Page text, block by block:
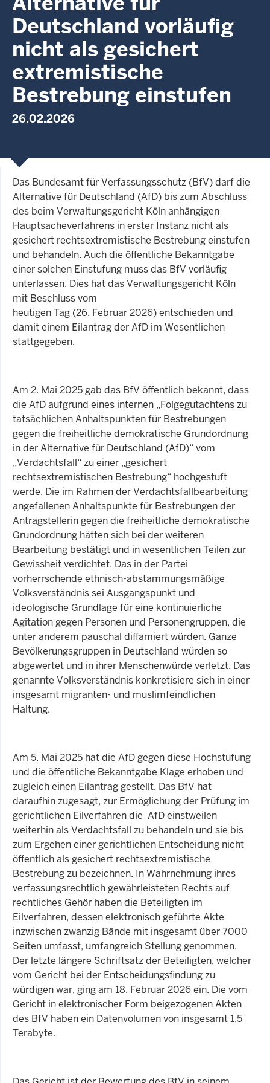
Deutschland vorläufig
nicht als gesichert
extremistische
Bestrebung einstufen
26.02.2026
Das Bundesamt für Verfassungsschutz (BfV) darf die
Alternative für Deutschland (AfD) bis zum Abschluss
des beim Verwaltungsgericht Köln anhängigen
Hauptsacheverfahrens in erster Instanz nicht als
gesichert rechtsextremistische Bestrebung einstufen
und behandeln. Auch die öffentliche Bekanntgabe
einer solchen Einstufung muss das BfV vorläufig
unterlassen. Dies hat das Verwaltungsgericht Köln
mit Beschluss vom
heutigen Tag (26. Februar 2026) entschieden und
damit einem Eilantrag der AfD im Wesentlichen
stattgegeben.
Am 2. Mai 2025 gab das BfV öffentlich bekannt, dass
die AfD aufgrund eines internen „Folgegutachtens zu
tatsächlichen Anhaltspunkten für Bestrebungen
gegen die freiheitliche demokratische Grundordnung
in der Alternative für Deutschland (AfD)“ vom
„Verdachtsfall“ zu einer „gesichert
rechtsextremistischen Bestrebung“ hochgestuft
werde. Die im Rahmen der Verdachtsfallbearbeitung
angefallenen Anhaltspunkte für Bestrebungen der
Antragstellerin gegen die freiheitliche demokratische
Grundordnung hätten sich bei der weiteren
Bearbeitung bestätigt und in wesentlichen Teilen zur
Gewissheit verdichtet. Das in der Partei
vorherrschende ethnisch-abstammungsmäßige
Volksverständnis sei Ausgangspunkt und
ideologische Grundlage für eine kontinuierliche
Agitation gegen Personen und Personengruppen, die
unter anderem pauschal diffamiert würden. Ganze
Bevölkerungsgruppen in Deutschland würden so
abgewertet und in ihrer Menschenwürde verletzt. Das
genannte Volksverständnis konkretisiere sich in einer
insgesamt migranten- und muslimfeindlichen
Haltung.
Am 5. Mai 2025 hat die AfD gegen diese Hochstufung
und die öffentliche Bekanntgabe Klage erhoben und
zugleich einen Eilantrag gestellt. Das BfV hat
daraufhin zugesagt, zur Ermöglichung der Prüfung im
gerichtlichen Eilverfahren die AfD einstweilen
weiterhin als Verdachtsfall zu behandeln und sie bis
zum Ergehen einer gerichtlichen Entscheidung nicht
öffentlich als gesichert rechtsextremistische
Bestrebung zu bezeichnen. In Wahrnehmung ihres
verfassungsrechtlich gewährleisteten Rechts auf
rechtliches Gehör haben die Beteiligten im
Eilverfahren, dessen elektronisch geführte Akte
inzwischen zwanzig Bände mit insgesamt über 7000
Seiten umfasst, umfangreich Stellung genommen.
Der letzte längere Schriftsatz der Beteiligten, welcher
vom Gericht bei der Entscheidungsfindung zu
würdigen war, ging am 18. Februar 2026 ein. Die vom
Gericht in elektronischer Form beigezogenen Akten
des BfV haben ein Datenvolumen von insgesamt 1,5
Terabyte.